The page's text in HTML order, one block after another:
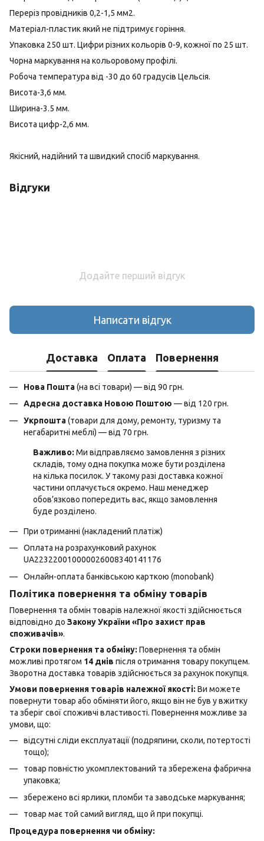
Переріз провідників 0,2-1,5 мм2.
Матеріал-пластик який не підтримує горіння.
Упаковка 250 шт. Цифри різних кольорів 0-9, кожної по 25 шт.
Чорна маркування на кольоровому профілі.
Робоча температура від -30 до 60 градусів Цельсія.
Висота-3,6 мм.
Ширина-3.5 мм.
Висота цифр-2,6 мм.
Якісний, надійний та швидкий спосіб маркування.
Відгуки
Додайте перший відгук
Написати відгук
Доставка Оплата Повернення
Нова Пошта(на всі товари) — від 90 грн.
Адресна доставка Новою Поштою — від 120 грн.
Укрпошта(товари для дому, ремонту, туризму та
негабаритні меблі) — від 70 грн.
Важливо: Ми відправляємо замовлення з різних
складів, тому одна покупка може бути розділена
на кілька посилок. У такому разі доставка кожної
частини оплачується окремо. Наш менеджер
обов’язково попередить вас, якщо замовлення
буде розділено.
При отриманні (накладений платіж)
Оплата на розрахунковий рахунок
UA223220010000026008340141176
Онлайн-оплата банківською карткою (monobank)
Політика повернення та обміну товарів
Повернення та обмін товарів належної якості здійснюється
відповідно до Закону України «Про захист прав
споживачів».
Строки повернення та обміну: Повернення та обмін
можливі протягом 14 днів після отримання товару покупцем.
Зворотна доставка товарів здійснюється за рахунок покупця.
Умови повернення товарів належної якості: Ви можете
повернути товар або обміняти його, якщо він не був у вжитку
та зберіг свої споживчі властивості. Повернення можливе за
умови, що:
відсутні сліди експлуатації (подряпини, сколи, потертості
тощо);
товар повністю укомплектований та збережена фабрична
упаковка;
збережено всі ярлики, пломби та заводське маркування;
товар має той самий вигляд, що й при покупці.
Процедура повернення чи обміну: